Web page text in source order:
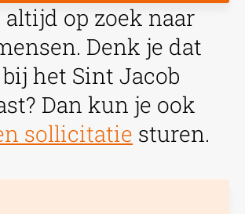
op zoek naar
Denk je dat
het Sint Jacob
Dan kun je ook
sollicitatie sturen.